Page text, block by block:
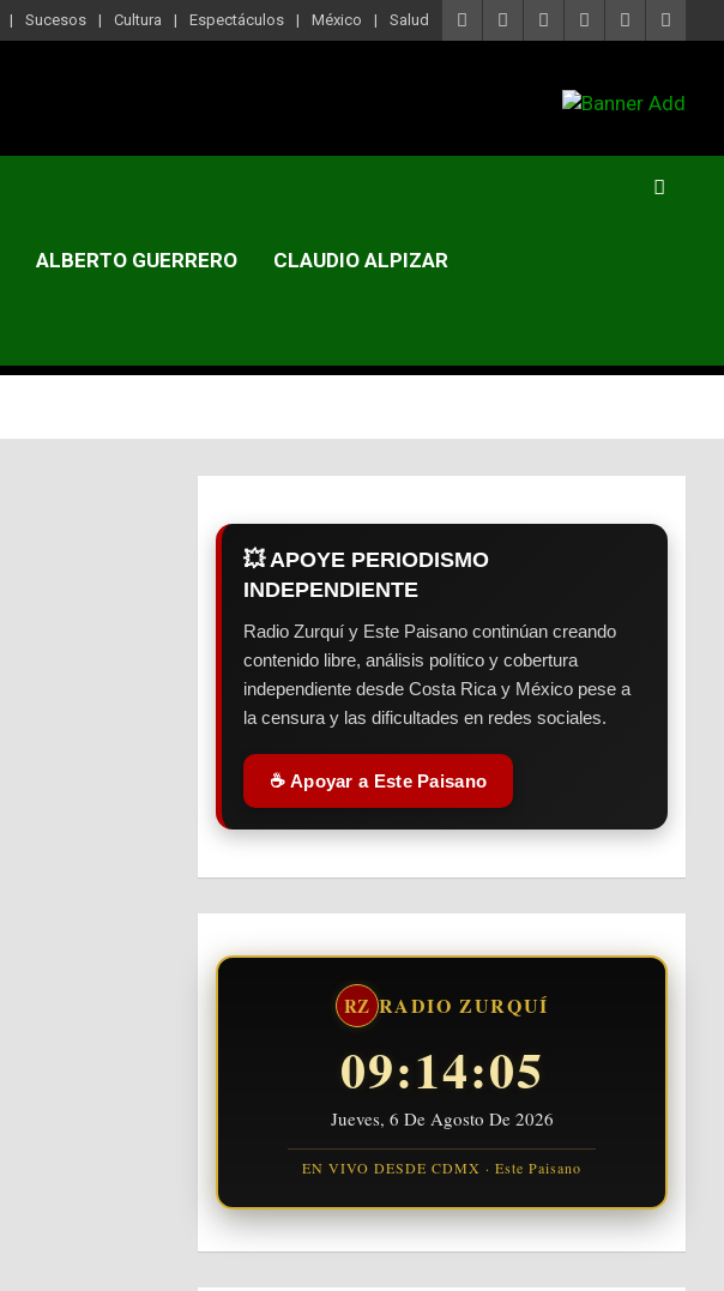
Sucesos Cultura Espectáculos México Salud
ALBERTO GUERRERO CLAUDIO ALPIZAR
💥 APOYE PERIODISMO
INDEPENDIENTE
Radio Zurquí y Este Paisano continúan creando
contenido libre, análisis político y cobertura
independiente desde Costa Rica y México pese a
la censura y las dificultades en redes sociales.
☕ Apoyar a Este Paisano
RZ RADIO ZURQUÍ
09:14:06
Jueves, 6 De Agosto De 2026
EN VIVO DESDE CDMX · Este Paisano